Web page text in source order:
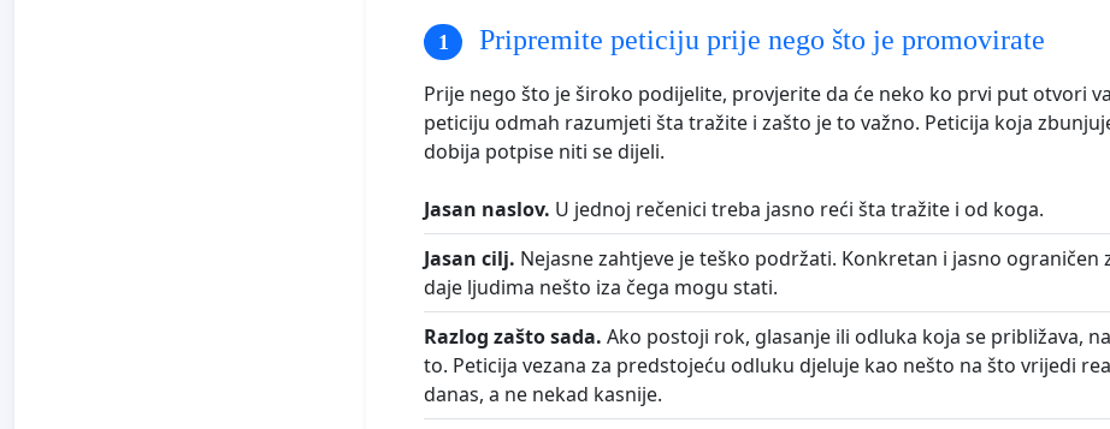
Pripremite peticiju prije nego što je promovirate
Prije nego što je široko podijelite, provjerite da će neko ko prvi put otvori
peticiju odmah razumjeti šta tražite i zašto je to važno. Peticija koja
dobija potpise niti se dijeli.
Jasan naslov. U jednoj rečenici treba jasno reći šta tražite i od koga.
Jasan cilj. Nejasne zahtjeve je teško podržati. Konkretan i jasno ograničen
daje ljudima nešto iza čega mogu stati.
Razlog zašto sada. Ako postoji rok, glasanje ili odluka koja se približava,
to. Peticija vezana za predstojeću odluku djeluje kao nešto na što vrijedi
danas, a ne nekad kasnije.